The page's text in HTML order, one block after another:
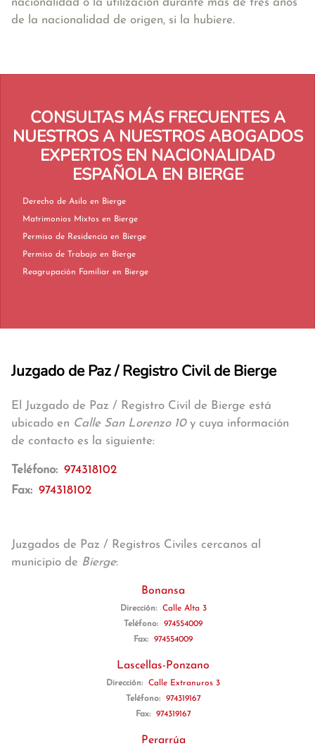
nacionalidad o la utilización durante más de tres años
de la nacionalidad de origen, si la hubiere.
CONSULTAS MÁS FRECUENTES A
NUESTROS A NUESTROS ABOGADOS
EXPERTOS EN NACIONALIDAD
ESPAÑOLA EN BIERGE
Derecho de Asilo en Bierge
Matrimonios Mixtos en Bierge
Permiso de Residencia en Bierge
Permiso de Trabajo en Bierge
Reagrupación Familiar en Bierge
Juzgado de Paz / Registro Civil de Bierge
El Juzgado de Paz / Registro Civil de Bierge está
ubicado en Calle San Lorenzo 10y cuya información
de contacto es la siguiente:
Teléfono: 974318102
Fax: 974318102
Juzgados de Paz / Registros Civiles cercanos al
municipio de Bierge:
Bonansa
Dirección:
Calle Alta 3
Teléfono:
974554009
Fax:
974554009
Lascellas-Ponzano
Dirección:
Calle Extranuros 3
Teléfono:
974319167
Fax:
974319167
Perarrúa